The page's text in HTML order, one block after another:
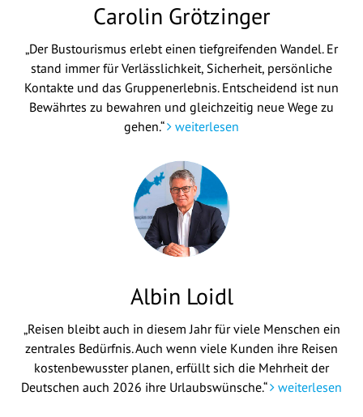
Carolin Grötzinger
„Der Bustourismus erlebt einen tiefgreifenden Wandel. Er
stand immer für Verlässlichkeit, Sicherheit, persönliche
Kontakte und das Gruppenerlebnis. Entscheidend ist nun
Bewährtes zu bewahren und gleichzeitig neue Wege zu
gehen.“
weiterlesen
Albin Loidl
„Reisen bleibt auch in diesem Jahr für viele Menschen ein
zentrales Bedürfnis. Auch wenn viele Kunden ihre Reisen
kostenbewusster planen, erfüllt sich die Mehrheit der
Deutschen auch 2026 ihre Urlaubswünsche.“
weiterlesen